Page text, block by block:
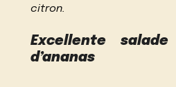
citron.
Excellente
d’ananas